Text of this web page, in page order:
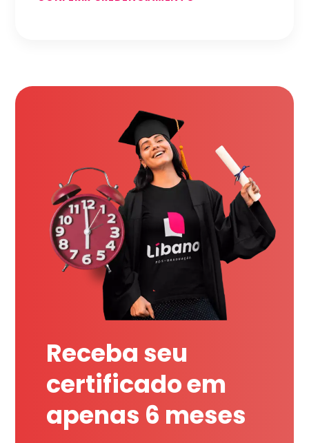
Receba seu
certificado em
apenas 6 meses